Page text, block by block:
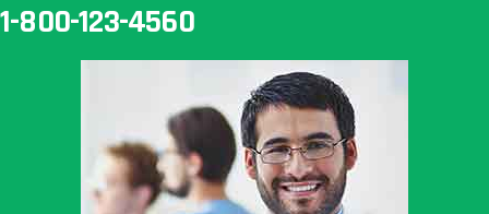
1-800-123-4560